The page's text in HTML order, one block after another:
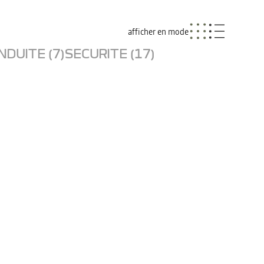
afficher en mode
(7)SECURITE (17)